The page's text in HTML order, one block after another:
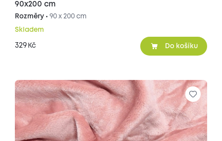
90x200 cm
Rozměry • 90 x 200 cm
Skladem
329 Kč Do košíku